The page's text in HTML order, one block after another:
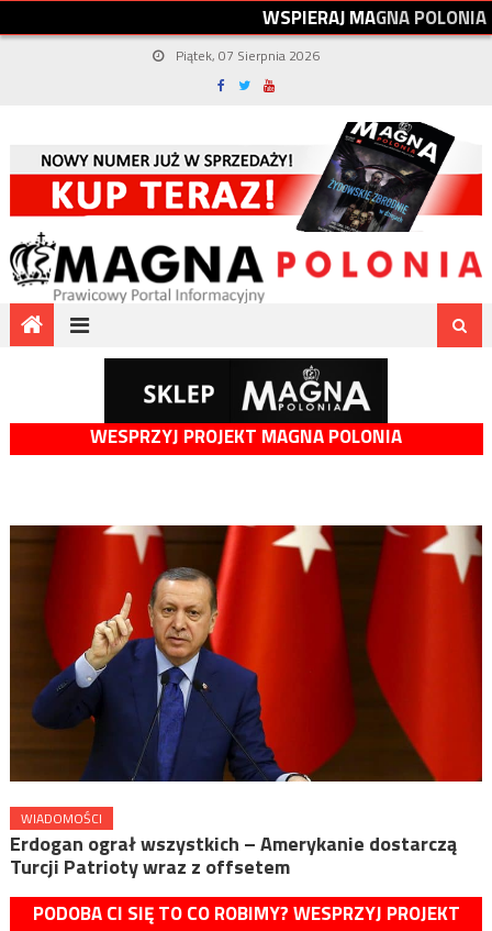
WSPIERAJMAGNAPOLONIA
Piątek, 07 Sierpnia 2026
WESPRZYJ PROJEKT MAGNA POLONIA
WIADOMOŚCI
Erdogan ograł wszystkich – Amerykanie dostarczą
Turcji Patrioty wraz z offsetem
PODOBA CI SIĘ TO CO ROBIMY? WESPRZYJ PROJEKT